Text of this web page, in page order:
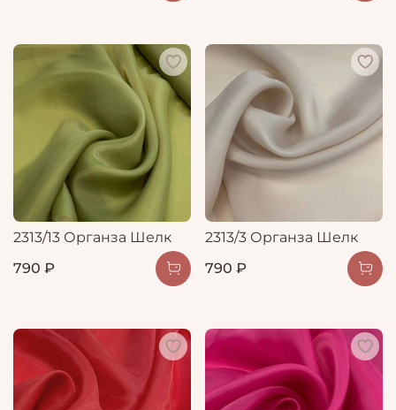
2313/13 Органза Шелк
790 ₽
2313/3 Органза Шелк
790 ₽